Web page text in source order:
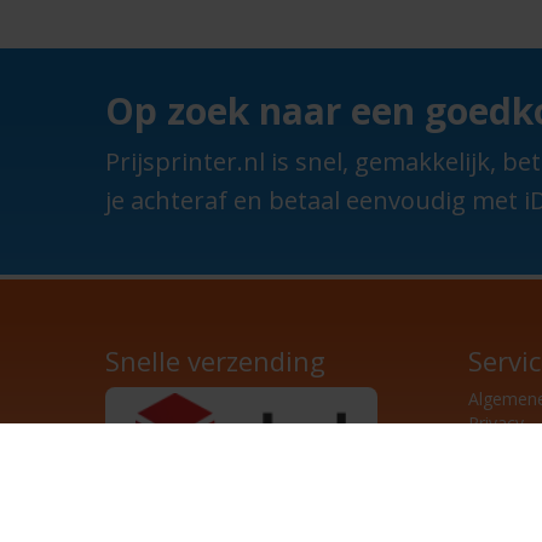
Op zoek naar een
Prijsprinter.nl is snel, gemakkelijk,
je achteraf en betaal eenvoudig met
Snelle verzending
Privacy